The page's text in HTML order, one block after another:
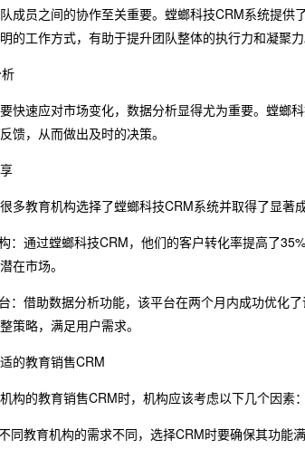
成员之间的协作至关重要。螳螂科技CRM系统提
的工作方式，有助于提升团队整体的执行力和凝聚力
快速应对市场变化，数据分析显得尤为重要。螳螂
馈，从而做出及时的决策。
多教育机构选择了螳螂科技CRM系统并取得了显著成
：通过螳螂科技CRM，他们的客户转化率提高了
在市场。
：借助数据分析功能，该平台在两个月内成功优化
策略，满足用户需求。
的教育销售CRM
构的教育销售CRM时，机构应该考虑以下几个因素：
同教育机构的需求不同，选择CRM时要确保其功能